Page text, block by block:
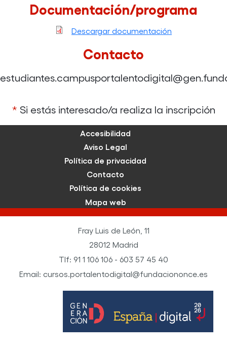
Documentación/programa
Descargar documentación
Contacto
* Si estás interesado/a realiza la inscripción
Accesibilidad
Aviso Legal
Política de privacidad
Contacto
Política de cookies
Mapa web
Fray Luis de León, 11
28012 Madrid
Tlf: 91 1 106 106 - 603 57 45 40
Email: cursos.portalentodigital@fundaciononce.es